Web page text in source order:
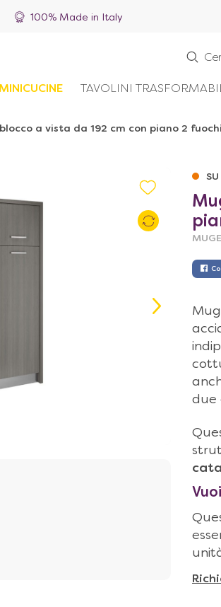
100% Made in Italy
MINICUCINE TAVOLINI
a vista da 192 cm con piano 2
due